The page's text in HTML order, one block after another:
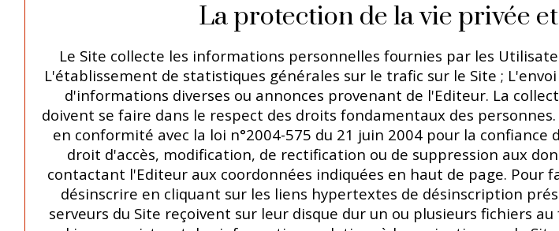
La protection de la vie privée
Le Site collecte les informations personnelles fournies par les
L'établissement de statistiques générales sur le trafic sur le Site ;
d'informations diverses ou annonces provenant de l'Editeur. La
doivent se faire dans le respect des droits fondamentaux des
en conformité avec la loi n°2004-575 du 21 juin 2004 pour la
droit d'accès, modification, de rectification ou de suppression aux
contactant l'Editeur aux coordonnées indiquées en haut de page. Pour
désinscrire en cliquant sur les liens hypertextes de désinscription
serveurs du Site reçoivent sur leur disque dur un ou plusieurs fichiers